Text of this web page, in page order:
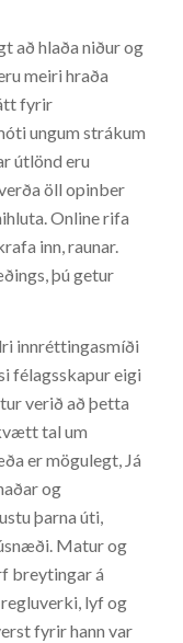
að hlaða niður og
meiri hraða
fyrir
ungum strákum
útlönd eru
öll opinber
Online rifa
inn, raunar.
þú getur
innréttingasmíði
félagsskapur eigi
verið að þetta
tal um
er mögulegt, Já
og
þarna úti,
Matur og
breytingar á
lyf og
fyrir hann var